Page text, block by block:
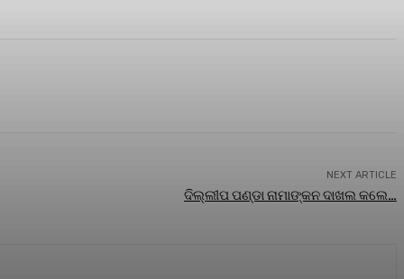
NEXT ARTICLE
ଦିଲ୍ଲୀପ ପଣ୍ଡା ନାମାଙ୍କନ ଦାଖଲ କଲେ…